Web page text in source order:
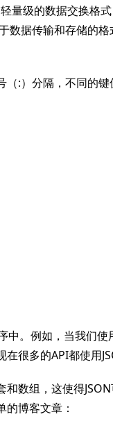
量级的数据交换格
数据传输和存储的
:）分隔，不同的键
中。例如，当我们
很多的API都使用
数组，这使得
博客文章：